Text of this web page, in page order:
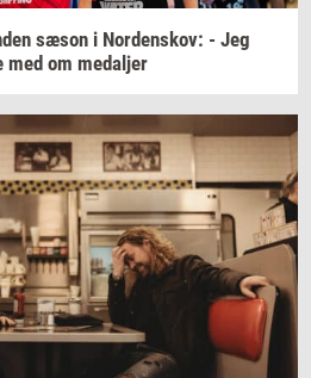
sæson i Nor­denskov: - Jeg
med om me­dal­jer